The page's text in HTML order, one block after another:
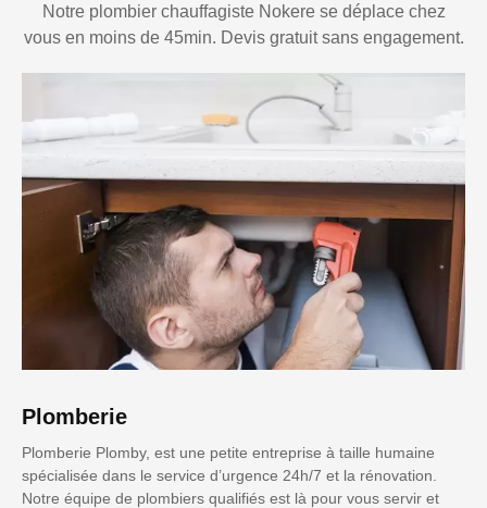
Notre plombier chauffagiste Nokere se déplace chez
vous en moins de 45min. Devis gratuit sans engagement.
Plomberie
Plomberie Plomby, est une petite entreprise à taille humaine
spécialisée dans le service d’urgence 24h/7 et la rénovation.
Notre équipe de plombiers qualifiés est là pour vous servir et